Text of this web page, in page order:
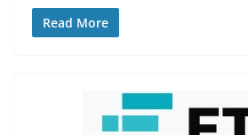
Read More